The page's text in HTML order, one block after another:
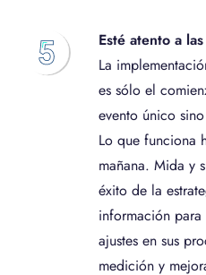
Esté atento a
La
es sólo el
evento único
Lo que funciona
mañana. Mida y
éxito de la
información para
ajustes en sus
medición y